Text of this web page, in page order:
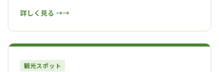
詳しく見る →
観光スポット